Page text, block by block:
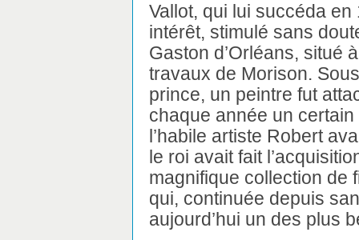
Vallot, qui lui succéda
intérêt, stimulé sans
Gaston d’Orléans, situé
travaux de Morison.
prince, un peintre fut
chaque année un
l’habile artiste Robert
le roi avait fait
magnifique collection de
qui, continuée depuis
aujourd’hui un des plus